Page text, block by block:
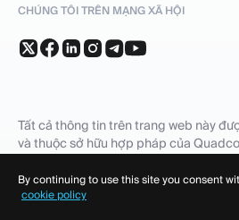
Mục lục
CHÚNG TÔI TRÊN MẠNG XÃ HỘI
Tất cả thông tin trên trang web này
và thuộc sở hữu hợp pháp của
liên kết, xuất bản, tải lên tài nguyên
phối hoặc sao chép bằng bất kỳ
By continuing to use this site you consent
cookie policy